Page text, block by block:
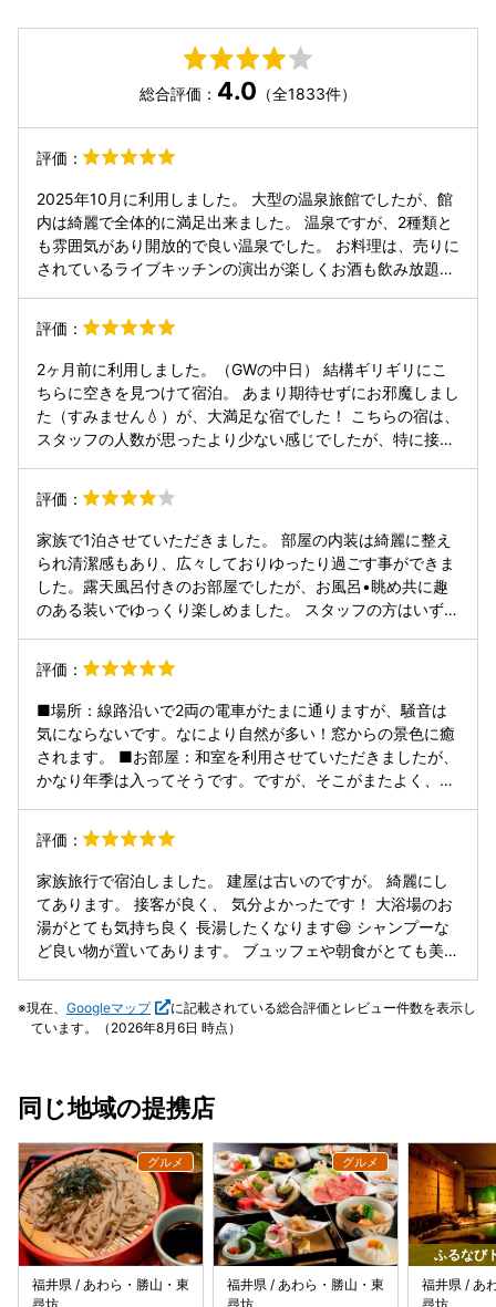
総合評価： 4.0 （全1833件）
評価：
2025年10月に利用しました。 大型の温泉旅館でしたが、館
内は綺麗で全体的に満足出来ました。 温泉ですが、2種類と
も雰囲気があり開放的で良い温泉でした。 お料理は、売りに
されているライブキッチンの演出が楽しくお酒も飲み放題
り満足度が高いです。 また、電話で問い合わせした時は は
してないと言われていた離乳食などのサービスも、当時旅館
側から聞いて頂き準備頂けたので非常に助かりました。（サ
ービス対応があるなら、HP等に記載された方が集客に繋が
るのでは？） 従業員の方は外国人の方が多めでしたが、他の
宿泊施設と比べてどの方も愛想が良く、きっちりした接客を
されていました。チェックイン等も人手不足対策をされてお
るなという印象でした。 福井県にまた行く際はぜひ宿泊した
評価：
2ヶ月前に利用しました。（GWの中日） 結構ギリギリにこ
ちらに空きを見つけて宿泊。 あまり期待せずにお邪魔しまし
た（すみません💧）が、大満足な宿でした！ こちらの宿は、
スタッフの人数が思ったより少ない感じでしたが、特に接客
で、気持ちよく利用できました。 食事は、夕食も朝食もビュ
ッフェ形式。 珍しいメニューがあったり、焼きたて握りたて
作りたてのものも多く、美味しくいただきました。色んなも
のがありすぎて、結局食べられなかったものがたくさん！
(^_^;)時間はたっぷりあったのですが、お腹に空きがなくて断
念💧 大浴場も良かったです。 シャンプーや化粧水の種類が
豊富で、日頃使ったことのないものを使って楽しませてもら
の方は物足りないと思いますが、ぬるめのお湯は私の好み
だったのは、部屋にあるお風呂。造りがなんだか古くて暗
い…何かが出てきそうな雰囲気さえしました。（結局、入る
勇気がなく…大浴場のみ利用） 食事やお風呂も良かったので
すが、館内の１階ロビーがとても気に入りました。時間帯に
もよりますが、お菓子やアイスが用意されていたり、ドリン
クバーが長時間利用可能になっていました。落ち着いた感じ
ました。なんなら、部屋にいる時間より、こちらのロビーに
いた時間の方が長かったです（笑）（寝てる時間は含まず）
よくわかりませんが、こちらのロビー、なんだかとても良い
『気』が流れてるような…そんな気がしました。 帰りは雨。
持ってついてきてくださいました。（駐車場が建物前の道路
を渡った向こうにある為、車が切れるのを待つ間）道路を渡
評価：
家族で1泊させていただきました。 部屋の内装は綺麗に整え
られ清潔感もあり、広々しておりゆったり過ごす事ができま
した。露天風呂付きのお部屋でしたが、お風呂•眺め共に趣
のある装いでゆっくり楽しめました。 スタッフの方はいずれ
のですが、オムツ用のバケツや食事の際の子供用の椅子など
も快く提供いただき、非常に好印象でした。 客室のアメニテ
ィも揃っているので、不自由なく過ごせます。 大浴場も露天
風呂が広々としており、こちらも楽しめた他、足湯があった
り浴衣や作務衣が選べるのも趣向が凝らされているなと感じ
ました。 食事はビュッフェスタイルで、味自体はそれ程悪く
はないのですが、小さな子供を連れている場合は(そもそも
ち着いて食べる事ができないかも知れません。 ドリンクは日
すが、食事の際に提供いただける銘柄で土産店の品揃えに無
いものがあり、ここが少し残念だったかと思います。 他はロ
ビーで無料のスナックやドリンクが楽しめたり、夕方には食
事会場でアルコールが無料で飲めたりと、いろいろ工夫が凝
らされていました。 スタッフの方も最後まで笑顔でお見送り
下さり、良い気分で家路につく事ができました。
評価：
■場所：線路沿いで2両の電車がたまに通りますが、騒音は
気にならないです。なにより自然が多い！窓からの景色に癒
されます。 ■お部屋：和室を利用させていただきましたが、
かなり年季は入ってそうです。ですが、そこがまたよく、特
にされてるのがライブキッチンですが、合う合わないはある
と思います。ずっとマイクで料理長が話されているので、静
かにゆっくりと食べるかんじではなさそう。ただ、料理数が
本当に豊富です！出来たてはマイクでお知らせがその都度あ
るので、いろんな種類が楽しめます。泊まってる方が多いと
きはお知らせがあると少し並びます。お酒飲む方は、お酒も
飲み放題なのは嬉しいポイント。 このお宿はほかのサービス
夜はアイスのサービスもあります。ここでもお酒飲み放題な
のがすごい。 子供のサービスも多く、スタンプラリーをした
がとうございました！
評価：
家族旅行で宿泊しました。 建屋は古いのですが。 綺麗にし
てあります。 接客が良く、 気分よかったです！ 大浴場のお
湯がとても気持ち良く 長湯したくなります😄 シャンプーな
ど良い物が置いてあります。 ブュッフェや朝食がとても美味
ん良かったです) ステーキ、蟹、ピザ、 ビール、どれも美味
しすぎて全部は食べきれませんでした😅 朝食の卵かけ御
現在、 Googleマップ
に記載されている総合評価とレビュー件数を表示し
ています。（2026年8月6日 時点）
同じ地域の提携店
福井県 / あわら・勝山・東
福井県 / あわら・勝山・東
ふるなび
福井県 / あ